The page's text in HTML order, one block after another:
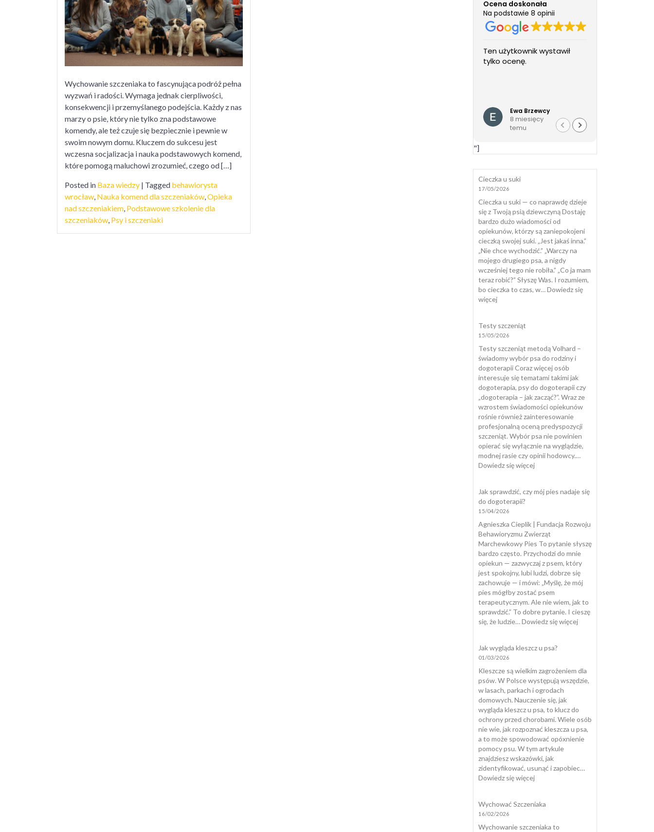
Wychowanie szczeniaka to fascynująca podróż pełna
wyzwań i radości. Wymaga jednak cierpliwości,
konsekwencji i przemyślanego podejścia. Każdy z nas
marzy o psie, który nie tylko zna podstawowe
komendy, ale też czuje się bezpiecznie i pewnie w
swoim nowym domu. Kluczem do sukcesu jest
wczesna socjalizacja i nauka podstawowych komend,
które pomogą maluchowi zrozumieć, czego od […]
Posted in Baza wiedzy | Tagged behawiorysta
wrocław Nauka komend dla szczeniaków Opieka
nad szczeniakiem Podstawowe szkolenie dla
szczeniaków Psy i szczeniaki
Ocena doskonała
Na podstawie 8 opinii
Ten użytkownik wystawił
tylko ocenę.
Ewa Brzewcy
8 miesięcy
temu
"]
Cieczka u suki
17/05/2026
Cieczka u suki — co naprawdę dzieje
się z Twoją psią dziewczyną Dostaję
bardzo dużo wiadomości od
opiekunów, którzy są zaniepokojeni
cieczką swojej suki. „Jest jakaś inna.”
„Nie chce wychodzić.” „Warczy na
mojego drugiego psa, a nigdy
wcześniej tego nie robiła.” „Co ja mam
teraz robić?” Słyszę Was. I rozumiem,
bo cieczka to czas, w…Dowiedz się
więcej:
suki
Testy szczeniąt
15/05/2026
Testy szczeniąt metodą Volhard –
świadomy wybór psa do rodziny i
dogoterapii Coraz więcej osób
interesuje się tematami takimi jak
dogoterapia, psy do dogoterapii czy
„dogoterapia – jak zacząć?”. Wraz ze
wzrostem świadomości opiekunów
rośnie również zainteresowanie
profesjonalną oceną predyspozycji
szczeniąt. Wybór psa nie powinien
opierać się wyłącznie na wyglądzie,
modnej rasie czy opinii hodowcy.…
Dowiedz się więcej:
Jak sprawdzić, czy mój pies nadaje się
do dogoterapii?
15/04/2026
Agnieszka Cieplik | Fundacja Rozwoju
Behawioryzmu Zwierząt
Marchewkowy Pies To pytanie słyszę
bardzo często. Przychodzi do mnie
opiekun — zazwyczaj z psem, który
jest spokojny, lubi ludzi, dobrze się
zachowuje — i mówi: „Myślę, że mój
pies mógłby zostać psem
terapeutycznym. Ale nie wiem, jak to
sprawdzić.” To dobre pytanie. I cieszę
się, że ludzie…Dowiedz się więcej:
pies
nadaje
dogoterapii?
Jak wygląda kleszcz u psa?
01/03/2026
Kleszcze są wielkim zagrożeniem dla
psów. W Polsce występują wszędzie,
w lasach, parkach i ogrodach
domowych. Nauczenie się, jak
wygląda kleszcz u psa, to klucz do
ochrony przed chorobami. Wiele osób
nie wie, jak rozpoznać kleszcza u psa,
a to może spowodować opóxnienie
pomocy psu. W tym artykule
znajdziesz wskazówki, jak
zidentyfikować, usunąć i zapobiec…
Dowiedz się więcej:
kleszcz
psa?
Wychować Szczeniaka
16/02/2026
Wychowanie szczeniaka to